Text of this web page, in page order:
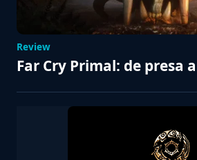
Review
Far Cry Primal: de presa